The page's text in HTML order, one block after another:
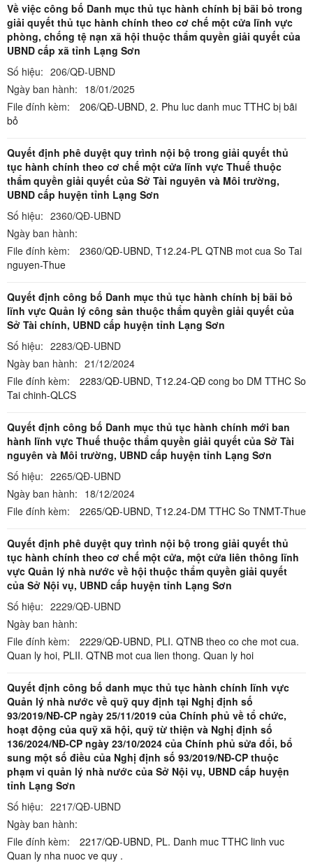
Về việc công bố Danh mục thủ tục hành chính bị bãi bỏ trong
giải quyết thủ tục hành chính theo cơ chế một cửa lĩnh vực
phòng, chống tệ nạn xã hội thuộc thẩm quyền giải quyết của
UBND cấp xã tỉnh Lạng Sơn
Số hiệu: 206/QĐ-UBND
Ngày ban hành: 18/01/2025
File đính kèm:
206/QĐ-UBND, 2. Phu luc danh muc TTHC bị bãi
bỏ
Quyết định phê duyệt quy trình nội bộ trong giải quyết thủ
tục hành chính theo cơ chế một cửa lĩnh vực Thuế thuộc
thẩm quyền giải quyết của Sở Tài nguyên và Môi trường,
UBND cấp huyện tỉnh Lạng Sơn
Số hiệu: 2360/QĐ-UBND
Ngày ban hành:
File đính kèm:
2360/QĐ-UBND, T12.24-PL QTNB mot cua So Tai
nguyen-Thue
Quyết định công bố Danh mục thủ tục hành chính bị bãi bỏ
lĩnh vực Quản lý công sản thuộc thẩm quyền giải quyết của
Sở Tài chính, UBND cấp huyện tỉnh Lạng Sơn
Số hiệu: 2283/QĐ-UBND
Ngày ban hành: 21/12/2024
File đính kèm:
2283/QĐ-UBND, T12.24-QĐ cong bo DM TTHC So
Tai chinh-QLCS
Quyết định công bố Danh mục thủ tục hành chính mới ban
hành lĩnh vực Thuế thuộc thẩm quyền giải quyết của Sở Tài
nguyên và Môi trường, UBND cấp huyện tỉnh Lạng Sơn
Số hiệu: 2265/QĐ-UBND
Ngày ban hành: 18/12/2024
File đính kèm:
2265/QĐ-UBND, T12.24-DM TTHC So TNMT-Thue
Quyết định phê duyệt quy trình nội bộ trong giải quyết thủ
tục hành chính theo cơ chế một cửa, một cửa liên thông lĩnh
vực Quản lý nhà nước về hội thuộc thẩm quyền giải quyết
của Sở Nội vụ, UBND cấp huyện tỉnh Lạng Sơn
Số hiệu: 2229/QĐ-UBND
Ngày ban hành:
File đính kèm:
2229/QĐ-UBND, PLI. QTNB theo co che mot cua.
Quan ly hoi, PLII. QTNB mot cua lien thong. Quan ly hoi
Quyết định công bố danh mục thủ tục hành chính lĩnh vực
Quản lý nhà nước về quỹ quy định tại Nghị định số
93/2019/NĐ-CP ngày 25/11/2019 của Chính phủ về tổ chức,
hoạt động của quỹ xã hội, quỹ từ thiện và Nghị định số
136/2024/NĐ-CP ngày 23/10/2024 của Chính phủ sửa đổi, bổ
sung một số điều của Nghị định số 93/2019/NĐ-CP thuộc
phạm vi quản lý nhà nước của Sở Nội vụ, UBND cấp huyện
tỉnh Lạng Sơn
Số hiệu: 2217/QĐ-UBND
Ngày ban hành:
File đính kèm:
2217/QĐ-UBND, PL. Danh muc TTHC linh vuc
Quan ly nha nuoc ve quy .